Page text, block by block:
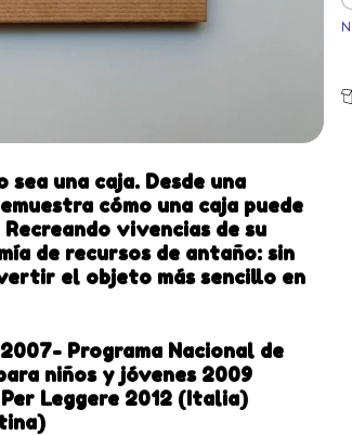
sea una caja. Desde una
cómo una caja puede
vivencias de su
de recursos de antaño: sin
el objeto más sencillo en
Programa Nacional de
niños y jóvenes 2009
Leggere 2012 (Italia)